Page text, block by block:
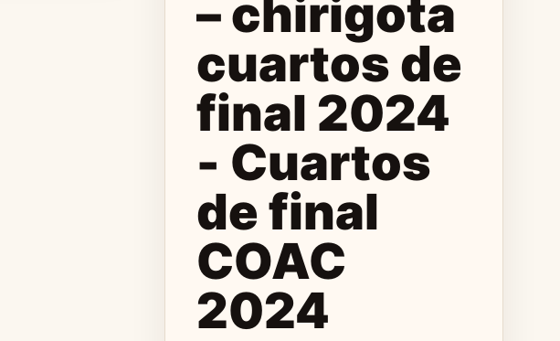
– chirigota
cuartos de
final 2024
- Cuartos
de final
COAC
2024